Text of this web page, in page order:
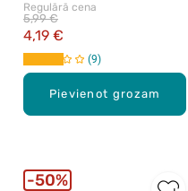
Pievienot grozam
un sausai galvas ādai, 400ml
Regulārā cena
4,19 €
5,99 €
9
50%